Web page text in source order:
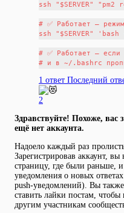
ssh "$SERVER"
# ✅ Работает —
ssh "$SERVER"
# ✅ Работает —
1 ответ Последний
2
Здравствуйте! Похоже, вас
ещё нет аккаунта.
Надоело каждый раз
Зарегистрировав аккаунт, вы
страницу, где были раньше,
уведомления о новых
push-уведомлений). Вы
ставить лайки постам, чтобы
другим участникам